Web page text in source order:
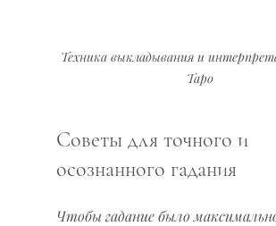
Техника выкладывания и
Таро
Советы для точного и
осознанного гадания
Чтобы гадание было